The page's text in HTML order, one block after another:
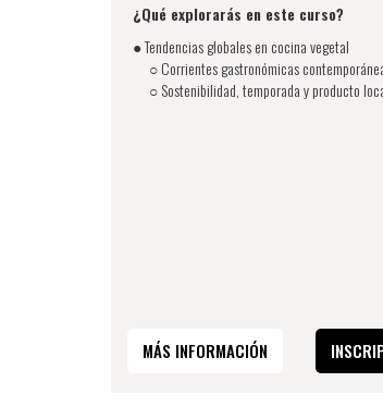
¿Qué explorarás en este curso?
● Tendencias globales en cocina vegetal
○ Corrientes gastronómicas
○ Sostenibilidad, temporada y producto
MÁS INFORMACIÓN